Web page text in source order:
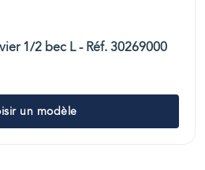
1/2 bec L - Réf. 30269000
un modèle